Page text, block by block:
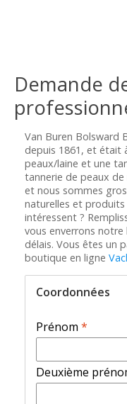
Demande
Van Buren Bolsward
depuis 1861, et était
peaux/laine et une
tannerie de peaux
et nous sommes
naturelles et
intéressent ?
vous enverrons
délais. Vous êtes un
boutique en ligne
Coordonnées
Prénom *
Deuxième